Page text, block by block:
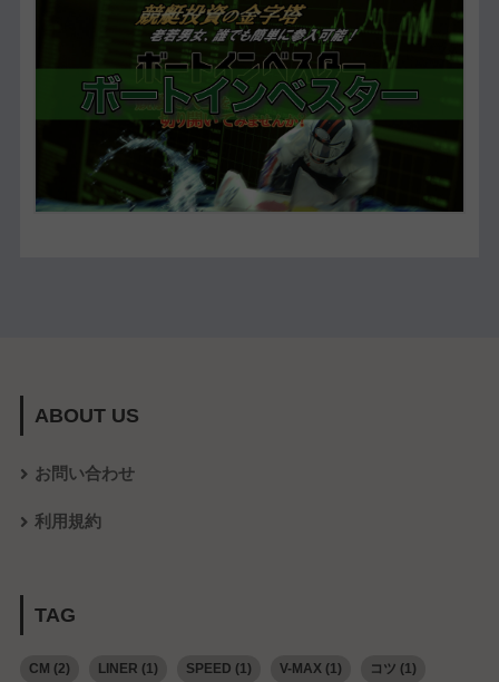
ABOUT US
お問い合わせ
利用規約
TAG
CM (2) LINER (1) SPEED (1) V-MAX(1) コツ (1)